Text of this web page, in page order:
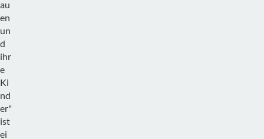
au
en
un
d
ihr
e
Ki
nd
er"
ist
ei